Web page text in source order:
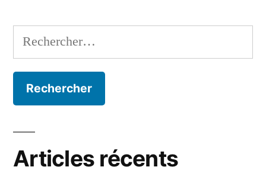
Rechercher :
Articles récents